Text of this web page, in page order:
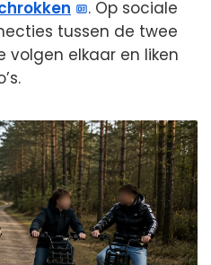
. Op sociale
tussen de twee
volgen elkaar en liken